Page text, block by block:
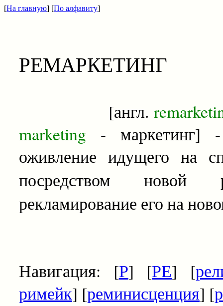
[На главную] [По алфавиту]
РЕМАРКЕТИНГ
[англ.
marketing - маркетинг]
оживление идущего на
посредством
рекламирование его на
Навигация: [Р] [РЕ] [
римейк] [реминисценция] [